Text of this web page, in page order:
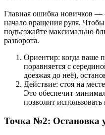
Главная ошибка новичков —
начало вращения руля.
подъезжайте максимально
разворота.
Ориентир: когда ваше
поравняется с
доезжая до неё),
Действие: стоя на
Это обеспечит
позволит
Точка №2: Остановка